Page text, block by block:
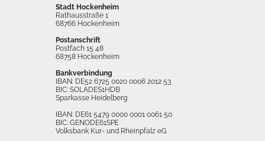
Stadt Hockenheim
Rathausstraße 1
68766 Hockenheim
Postanschrift
Postfach 15 48
68758 Hockenheim
Bankverbindung
IBAN: DE52 6725 0020 0006 2012 53
BIC: SOLADES1HDB
Sparkasse Heidelberg
IBAN: DE61 5479 0000 0001 0061 50
BIC: GENODE61SPE
Volksbank Kur- und Rheinpfalz eG